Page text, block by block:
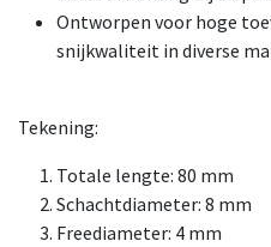
Ontworpen voor hoge
snijkwaliteit in diverse
Tekening:
Totale lengte: 80 mm
Schachtdiameter: 8 mm
Freediameter: 4 mm